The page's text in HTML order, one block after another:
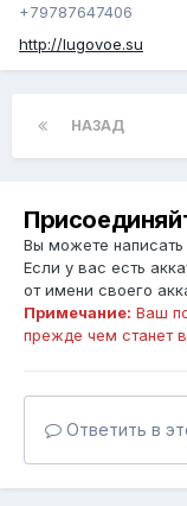
+79787647406
http://lugovoe.su
НАЗАД
Вы можете написать
Если у вас есть
от имени своего
Примечание: Ваш
прежде чем станет
Ответить в